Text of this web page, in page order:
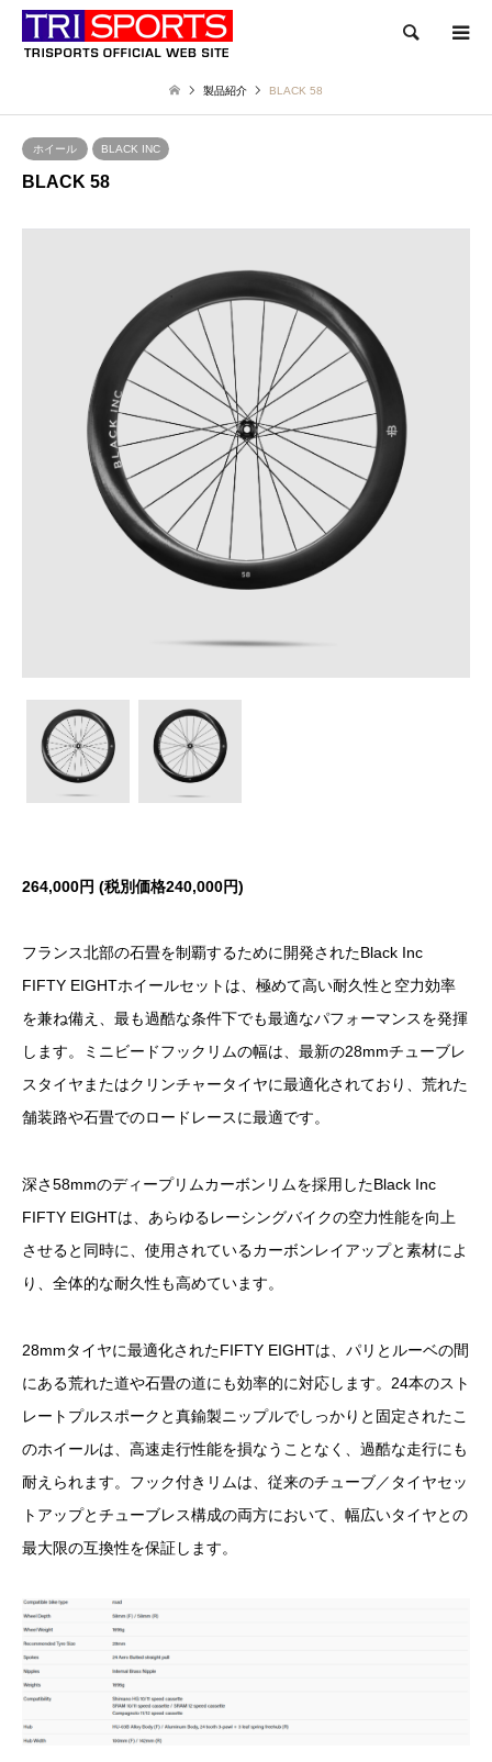
検索
製品紹介 BLACK 58
ホイール BLACK INC
BLACK 58
264,000円 (税別価格240,000円)
フランス北部の石畳を制覇するために開発されたBlack Inc
FIFTY EIGHTホイールセットは、極めて高い耐久性と空力効率
を兼ね備え、最も過酷な条件下でも最適なパフォーマンスを発揮
します。ミニビードフックリムの幅は、最新の28mmチューブレ
スタイヤまたはクリンチャータイヤに最適化されており、荒れた
舗装路や石畳でのロードレースに最適です。
深さ58mmのディープリムカーボンリムを採用したBlack Inc
FIFTY EIGHTは、あらゆるレーシングバイクの空力性能を向上
させると同時に、使用されているカーボンレイアップと素材によ
り、全体的な耐久性も高めています。
28mmタイヤに最適化されたFIFTY EIGHTは、パリとルーベの間
にある荒れた道や石畳の道にも効率的に対応します。24本のスト
レートプルスポークと真鍮製ニップルでしっかりと固定されたこ
のホイールは、高速走行性能を損なうことなく、過酷な走行にも
耐えられます。フック付きリムは、従来のチューブ／タイヤセッ
トアップとチューブレス構成の両方において、幅広いタイヤとの
最大限の互換性を保証します。